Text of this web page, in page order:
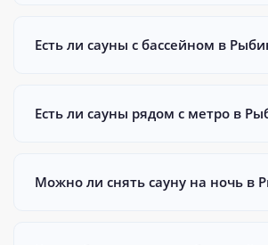
Есть ли сауны с бассейном в
Есть ли сауны рядом с метро в
Можно ли снять сауну на ночь в